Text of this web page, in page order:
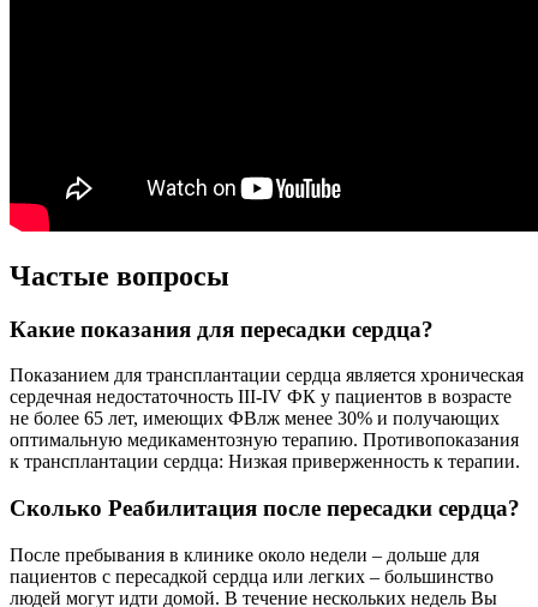
Частые вопросы
Какие показания для пересадки сердца?
Показанием для трансплантации сердца является хроническая
сердечная недостаточность III-IV ФК у пациентов в возрасте
не более 65 лет, имеющих ФВлж менее 30% и получающих
оптимальную медикаментозную терапию. Противопоказания
к трансплантации сердца: Низкая приверженность к терапии.
Сколько Реабилитация после пересадки сердца?
После пребывания в клинике около недели – дольше для
пациентов с пересадкой сердца или легких – большинство
людей могут идти домой. В течение нескольких недель Вы